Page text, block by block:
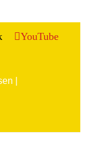
YouTube
|